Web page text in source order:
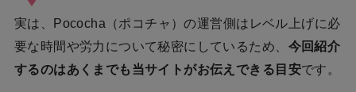
実は、Pococha（ポコチャ）の運営側はレベル上げに必
要な時間や労力について秘密にしているため、 今回紹介
するのはあくまでも当サイトがお伝えできる目安です。